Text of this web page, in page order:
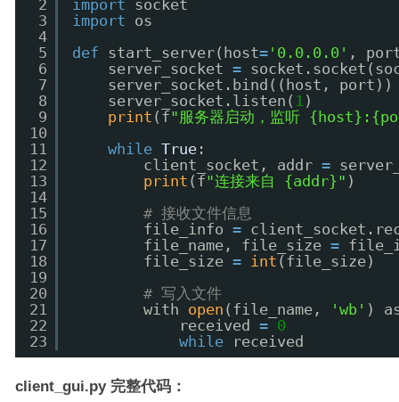
2
3
4
5
6
7
8
9
10
11
12
13
14
15
16
17
18
19
20
21
22
23
import
socket
import
os
def
start_server(host= '0.0.0.0' ,
server_socket =
server_socket.bind((host, port))
server_socket.listen( 1 )
print (f"服务器启动，监听
while True :
client_socket, addr =
print (f"连接来自 {addr}" )
# 接收文件信息
file_info =
file_name, file_size =
file_size = int (file_size)
# 写入文件
with open (file_name, 'wb' )
received = 0
while
received
client_gui.py 完整代码：